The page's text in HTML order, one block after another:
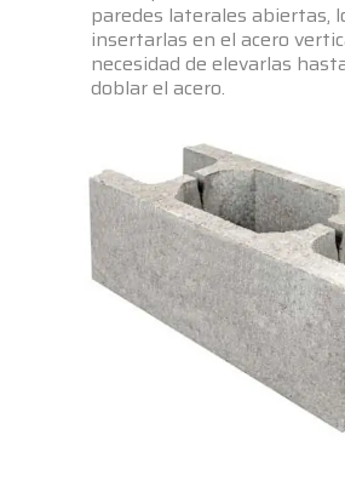
paredes laterales abiertas,
insertarlas en el acero
necesidad de elevarlas
doblar el acero.